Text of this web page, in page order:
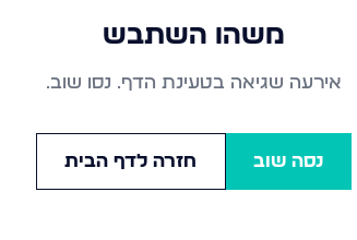
משהו השתבש
אירעה שגיאה בטעינת הדף. נסו שוב.
נסה שוב חזרה לדף הבית